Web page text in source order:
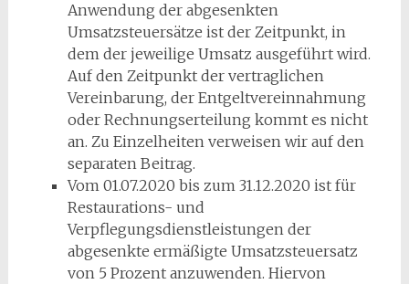
Anwendung der abgesenkten
Umsatzsteuersätze ist der Zeitpunkt, in
dem der jeweilige Umsatz ausgeführt wird.
Auf den Zeitpunkt der vertraglichen
Vereinbarung, der Entgeltvereinnahmung
oder Rechnungserteilung kommt es nicht
an. Zu Einzelheiten verweisen wir auf den
separaten Beitrag.
Vom 01.07.2020 bis zum 31.12.2020 ist für
Restaurations- und
Verpflegungsdienstleistungen der
abgesenkte ermäßigte Umsatzsteuersatz
von 5 Prozent anzuwenden. Hiervon